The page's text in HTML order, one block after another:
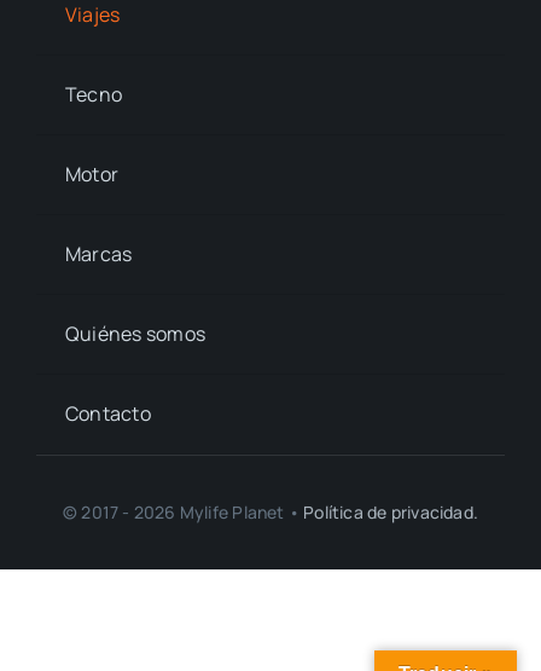
Viajes
Tecno
Motor
Marcas
Quiénes somos
Contacto
© 2017 - 2026 Mylife Planet • Política de privacidad.